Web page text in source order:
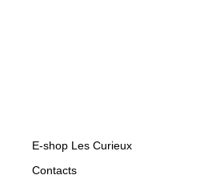
E-shop Les Curieux
Contacts